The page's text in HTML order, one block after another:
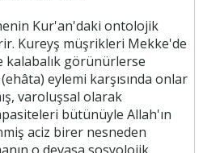
Kur'an'daki ontolojik
Kureyş müşrikleri Mekke'de
kalabalık görünürlerse
eylemi karşısında onlar
varoluşsal olarak
bütünüyle Allah'ın
aciz birer nesneden